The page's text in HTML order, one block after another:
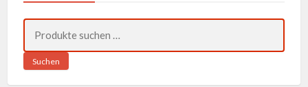
nach:
Suchen